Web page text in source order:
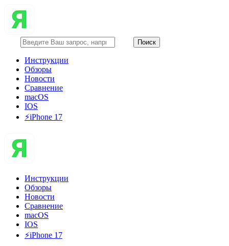
Инструкции
Обзоры
Новости
Сравнение
macOS
IOS
⚡️iPhone 17
Инструкции
Обзоры
Новости
Сравнение
macOS
IOS
⚡️iPhone 17